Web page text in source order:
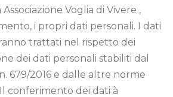
Voglia di Vivere ,
i propri dati personali. I dati
trattati nel rispetto dei
dei dati personali stabiliti dal
679/2016 e dalle altre norme
conferimento dei dati à